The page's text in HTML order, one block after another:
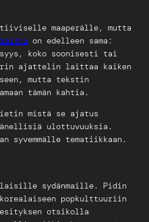
maaperälle, mutta
on edelleen sama:
koko soonisesti tai
ajattelin laittaa kaiken
mutta tekstin
tämän kahtia.
mistä se ajatus
ulottuvuuksia.
syvemmälle tematiikkaan.
sydänmaille. Pidin
popkulttuuriin
otsikolla